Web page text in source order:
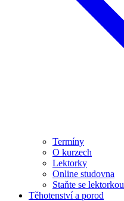
Termíny
O kurzech
Lektorky
Online studovna
Staňte se lektorkou
Těhotenství a porod